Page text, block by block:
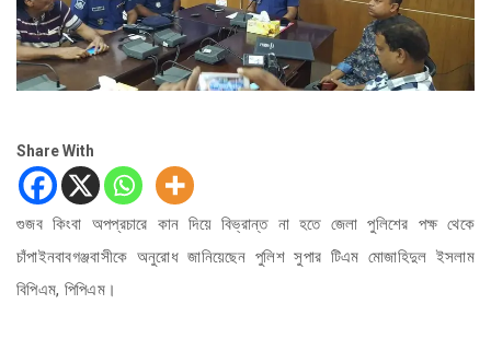
Share With
গুজব কিংবা অপপ্রচারে কান দিয়ে বিভ্রান্ত না হতে জেলা পুলিশের পক্ষ থেকে
চাঁপাইনবাবগঞ্জবাসীকে অনুরোধ জানিয়েছেন পুলিশ সুপার টিএম মোজাহিদুল ইসলাম
বিপিএম, পিপিএম।